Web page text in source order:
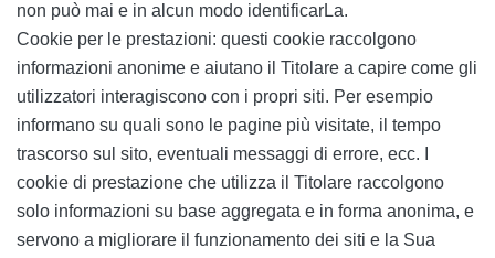
non può mai e in alcun modo identificarLa.
Cookie per le prestazioni: questi cookie raccolgono
informazioni anonime e aiutano il Titolare a capire come gli
utilizzatori interagiscono con i propri siti. Per esempio
informano su quali sono le pagine più visitate, il tempo
trascorso sul sito, eventuali messaggi di errore, ecc. I
cookie di prestazione che utilizza il Titolare raccolgono
solo informazioni su base aggregata e in forma anonima, e
servono a migliorare il funzionamento dei siti e la Sua